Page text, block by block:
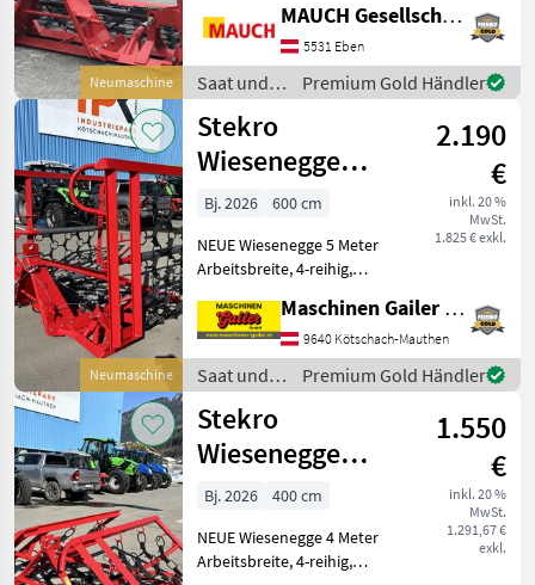
Neumaschine
kg; Die Maschine ist lagernd
bei der Firma Mauch in
Eben im Pongau. Wir freuen
uns,
MAUCH Gesellschaft m.b.H. & Co.KG, Eben
5531 Eben
Saat und
Pflege /
Stekro
Premium Gold Händler
Neumaschine
Stekro
Wiesenegge
5,00m hydr.-
auch 3m, 4m, 6m
lagernd
2.190
€
inkl. 20 %
MwSt.
1.825 € exkl.
Bj. 2026
600 cm
NEUE Wiesenegge 5 Meter
Arbeitsbreite, 4-reihig,
Punkt Aufnahme, Gewicht
470 kg, Striegelnetz kann
beidseitig verwendet
werden, Intensiv stri
Maschinen Gailer GmbH
9640 Kötschach-Mauthen
Saat und
Pflege /
Stekro
Premium Gold Händler
Stekro
Wiesenegge
4,00m mech.-
auch 3m, 5m, 6m
lagernd
1.550
€
inkl. 20 %
MwSt.
1.291,67 €
exkl.
Bj. 2026
400 cm
NEUE Wiesenegge 4 Meter
Arbeitsbreite, 4-reihig,